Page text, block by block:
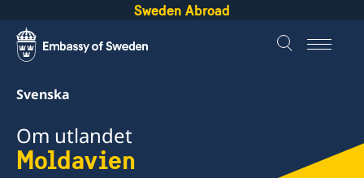
Sweden Abroad
Svenska
Om utlandet
Moldavien